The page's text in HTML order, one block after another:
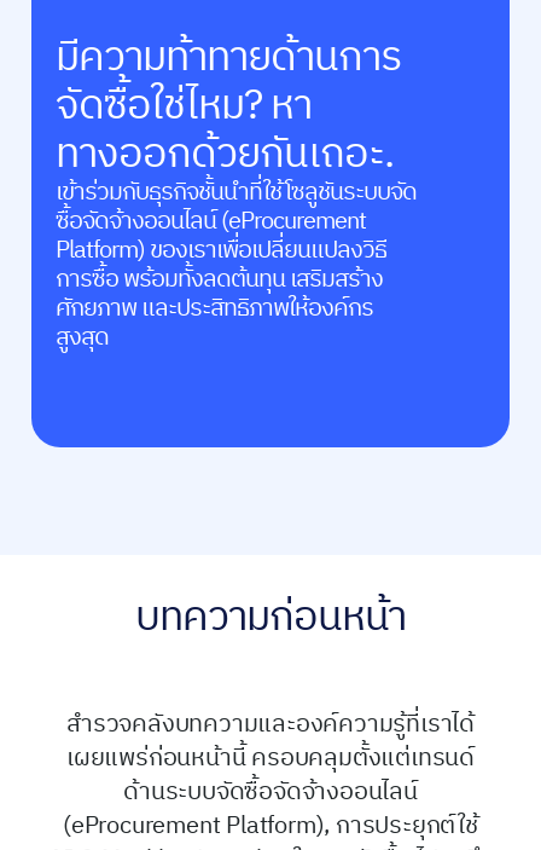
มีความท้าทายด้านการ
จัดซื้อใช่ไหม? หา
ทางออกด้วยกันเถอะ.
เข้าร่วมกับธุรกิจชั้นนำที่ใช้โซลูชันระบบจัด
ซื้อจัดจ้างออนไลน์ (eProcurement
Platform)ของเราเพื่อเปลี่ยนแปลงวิธี
การซื้อ พร้อมทั้งลดต้นทุน เสริมสร้าง
ศักยภาพ และประสิทธิภาพให้องค์กร
สูงสุด
บทความก่อนหน้า
สำรวจคลังบทความและองค์ความรู้ที่เราได้
เผยแพร่ก่อนหน้านี้ ครอบคลุมตั้งแต่เทรนด์
ด้านระบบจัดซื้อจัดจ้างออนไลน์
(eProcurement Platform), การประยุกต์ใช้